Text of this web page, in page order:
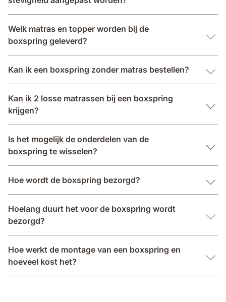
Welk matras en topper worden bij de
boxspring geleverd?
Kan ik een boxspring zonder matras bestellen?
Kan ik 2 losse matrassen bij een boxspring
krijgen?
Is het mogelijk de onderdelen van de
boxspring te wisselen?
Hoe wordt de boxspring bezorgd?
Hoelang duurt het voor de boxspring wordt
bezorgd?
Hoe werkt de montage van een boxspring en
hoeveel kost het?